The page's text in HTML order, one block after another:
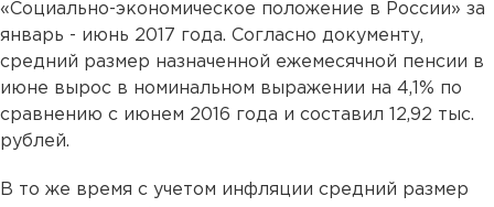
«Социально-экономическое положение в России» за
январь - июнь 2017 года. Согласно документу,
средний размер назначенной ежемесячной пенсии в
июне вырос в номинальном выражении на 4,1% по
сравнению с июнем 2016 года и составил 12,92 тыс.
рублей.
В то же время с учетом инфляции средний размер